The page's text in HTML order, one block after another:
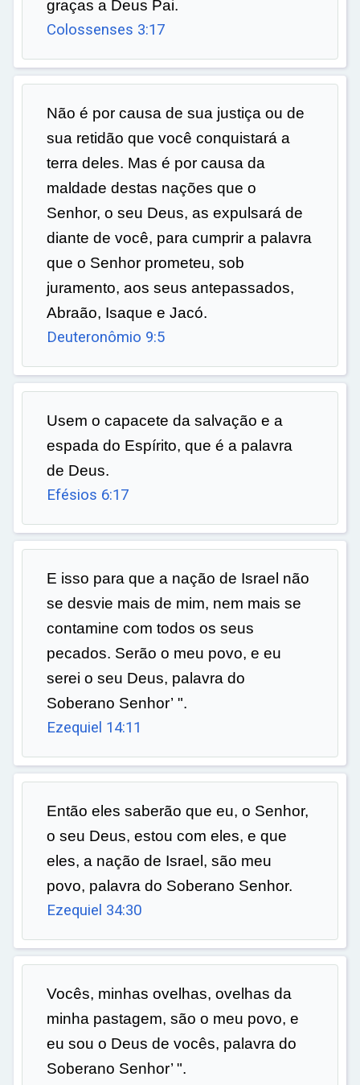
graças a Deus Pai.
Colossenses 3:17
Não é por causa de sua justiça ou de
sua retidão que você conquistará a
terra deles. Mas é por causa da
maldade destas nações que o
Senhor, o seu Deus, as expulsará de
diante de você, para cumprir a palavra
que o Senhor prometeu, sob
juramento, aos seus antepassados,
Abraão, Isaque e Jacó.
Deuteronômio 9:5
Usem o capacete da salvação e a
espada do Espírito, que é a palavra
de Deus.
Efésios 6:17
E isso para que a nação de Israel não
se desvie mais de mim, nem mais se
contamine com todos os seus
pecados. Serão o meu povo, e eu
serei o seu Deus, palavra do
Soberano Senhor’ ".
Ezequiel 14:11
Então eles saberão que eu, o Senhor,
o seu Deus, estou com eles, e que
eles, a nação de Israel, são meu
povo, palavra do Soberano Senhor.
Ezequiel 34:30
Vocês, minhas ovelhas, ovelhas da
minha pastagem, são o meu povo, e
eu sou o Deus de vocês, palavra do
Soberano Senhor’ ".